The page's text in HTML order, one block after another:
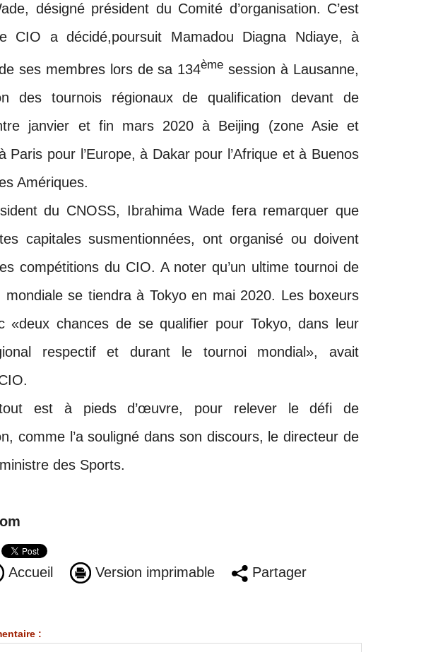
désigné président du Comité d’organisation. C’est
CIO a décidé,poursuit Mamadou Diagna Ndiaye, à
de ses membres lors de sa 134ème session à Lausanne,
des tournois régionaux de qualification devant de
janvier et fin mars 2020 à Beijing (zone Asie et
Paris pour l’Europe, à Dakar pour l’Afrique et à Buenos
Amériques.
du CNOSS, Ibrahima Wade fera remarquer que
capitales susmentionnées, ont organisé ou doivent
compétitions du CIO. A noter qu’un ultime tournoi de
mondiale se tiendra à Tokyo en mai 2020. Les boxeurs
«deux chances de se qualifier pour Tokyo, dans leur
respectif et durant le tournoi mondial», avait
est à pieds d’œuvre, pour relever le défi de
comme l’a souligné dans son discours, le directeur de
des Sports.
Accueil Version imprimable Partager
: